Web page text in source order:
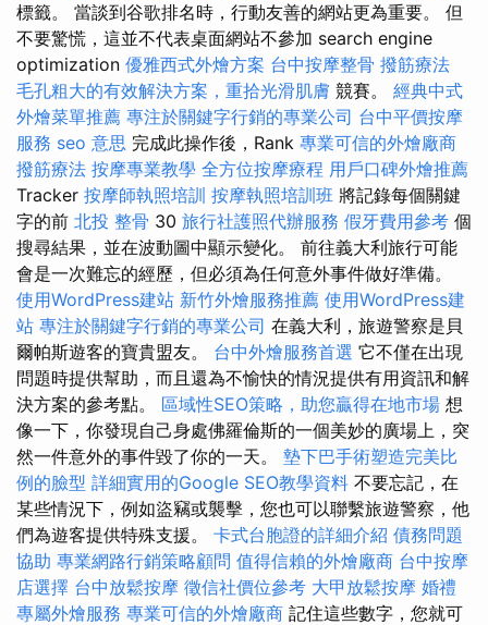
標籤。 當談到谷歌排名時，行動友善的網站更為重要。 但
不要驚慌，這並不代表桌面網站不參加 search engine
optimization 優雅西式外燴方案 台中按摩整骨 撥筋療法
毛孔粗大的有效解決方案，重拾光滑肌膚 競賽。 經典中式
外燴菜單推薦 專注於關鍵字行銷的專業公司 台中平價按摩
服務 seo 意思 完成此操作後，Rank 專業可信的外燴廠商
撥筋療法 按摩專業教學 全方位按摩療程 用戶口碑外燴推薦
Tracker 按摩師執照培訓 按摩執照培訓班 將記錄每個關鍵
字的前 北投 整骨 30 旅行社護照代辦服務 假牙費用參考 個
搜尋結果，並在波動圖中顯示變化。 前往義大利旅行可能
會是一次難忘的經歷，但必須為任何意外事件做好準備。
使用WordPress建站 新竹外燴服務推薦 使用WordPress建
站 專注於關鍵字行銷的專業公司 在義大利，旅遊警察是貝
爾帕斯遊客的寶貴盟友。 台中外燴服務首選 它不僅在出現
問題時提供幫助，而且還為不愉快的情況提供有用資訊和解
決方案的參考點。 區域性SEO策略，助您贏得在地市場 想
像一下，你發現自己身處佛羅倫斯的一個美妙的廣場上，突
然一件意外的事件毀了你的一天。 墊下巴手術塑造完美比
例的臉型 詳細實用的Google SEO教學資料 不要忘記，在
某些情況下，例如盜竊或襲擊，您也可以聯繫旅遊警察，他
們為遊客提供特殊支援。 卡式台胞證的詳細介紹 債務問題
協助 專業網路行銷策略顧問 值得信賴的外燴廠商 台中按摩
店選擇 台中放鬆按摩 徵信社價位參考 大甲放鬆按摩 婚禮
專屬外燴服務 專業可信的外燴廠商 記住這些數字，您就可